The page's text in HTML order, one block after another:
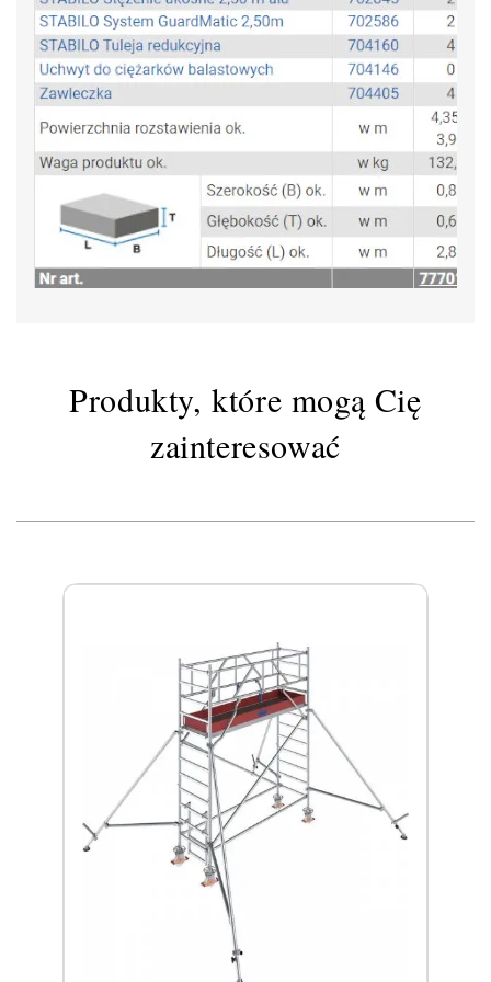
Produkty, które mogą Cię
zainteresować